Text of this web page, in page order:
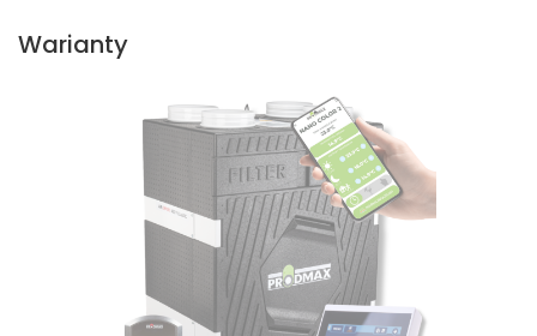
Warianty